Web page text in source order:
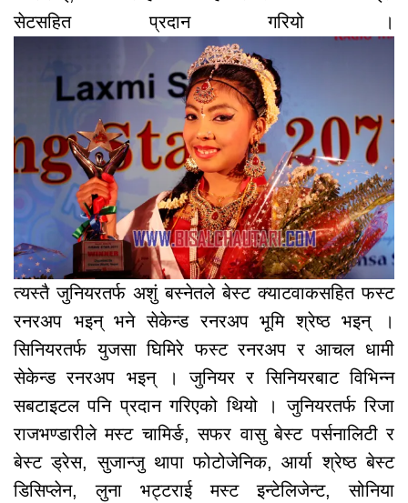
सेटसहित प्रदान गरियो ।
त्यस्तै जुनियरतर्फ अशुं बस्नेतले बेस्ट क्याटवाकसहित फस्ट
रनरअप भइन् भने सेकेन्ड रनरअप भूमि श्रेष्ठ भइन् ।
सिनियरतर्फ युजसा घिमिरे फस्ट रनरअप र आचल धामी
सेकेन्ड रनरअप भइन् । जुनियर र सिनियरबाट विभिन्न
सबटाइटल पनि प्रदान गरिएको थियो । जुनियरतर्फ रिजा
राजभण्डारीले मस्ट चामिर्ङ, सफर वासु बेस्ट पर्सनालिटी र
बेस्ट ड्रेस, सुजान्जु थापा फोटोजेनिक, आर्या श्रेष्ठ बेस्ट
डिसिप्लेन, लुना भट्टराई मस्ट इन्टेलिजेन्ट, सोनिया